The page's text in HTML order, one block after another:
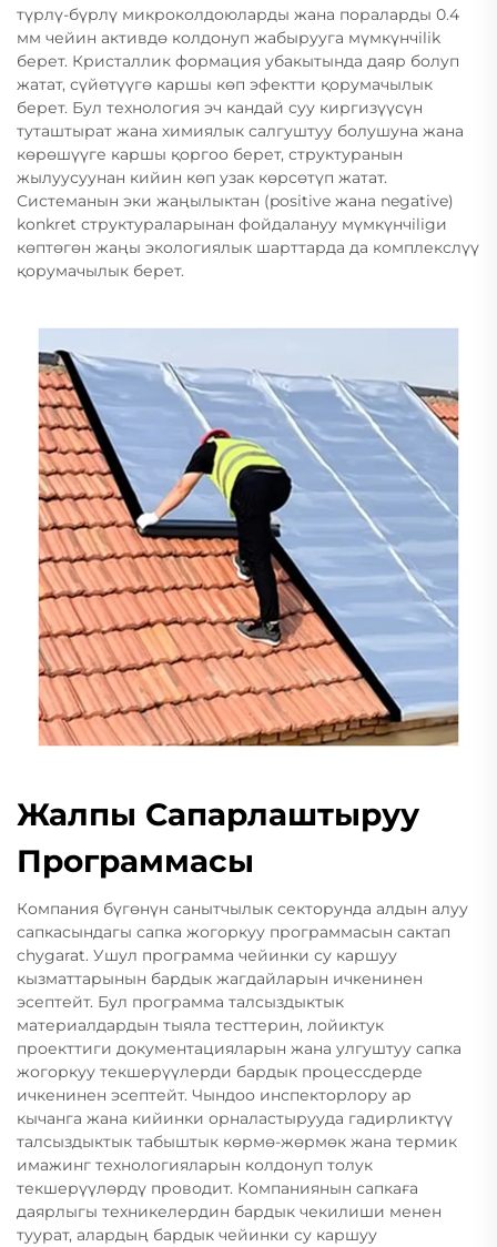
түрлү-бүрлү микроколдоюларды жана пораларды 0.4
мм чейин активдө колдонуп жабырууга мүмкүнчilik
берет. Кристаллик формация убакытында даяр болуп
жатат, сүйөтүүгө каршы көп эфектти қорумачылык
берет. Бул технология эч кандай суу киргизүүсүн
туташтырат жана химиялык салгуштуу болушуна жана
көрөшүүге каршы қоргоо берет, структуранын
жылуусуунан кийин көп узак көрсөтүп жатат.
Системанын эки жаңылыктан (positive жана negative)
konkret структураларынан фойдалануу мүмкүнчiligи
көптөгөн жаңы экологиялык шарттарда да комплекслүү
қорумачылык берет.
Жалпы Сапарлаштыруу
Программасы
Компания бүгөнүн санытчылык секторунда алдын алуу
сапкасындагы сапка жогоркуу программасын сактап
chygarat. Ушул программа чейинки су каршуу
кызматтарынын бардык жагдайларын ичкенинен
эсептейт. Бул программа талсыздыктык
материалдардын тыяла тесттерин, лойиктук
проекттиги документацияларын жана улгуштуу сапка
жогоркуу текшерүүлерди бардык процессдерде
ичкенинен эсептейт. Чындоо инспекторлору ар
кычанга жана кийинки орналастырууда гадирликтүү
талсыздыктык табыштык көрмө-жөрмөк жана термик
имажинг технологияларын колдонуп толук
текшерүүлөрдү проводит. Компаниянын сапкаға
даярлыгы техникелердин бардык чекилиши менен
туурат, алардың бардык чейинки су каршуу